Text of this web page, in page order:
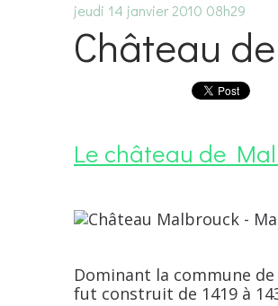
jeudi 14 janvier 2010 08h29
Château
Le château de
Dominant la commune de
fut construit de 1419 à